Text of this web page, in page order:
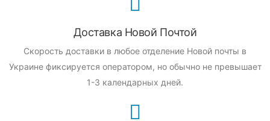
Доставка Новой Почтой
Скорость доставки в любое отделение Новой почты в
Украине фиксируется оператором, но обычно не превышает
1-3 календарных дней.